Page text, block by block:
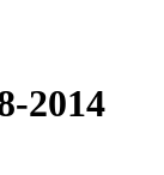
2014